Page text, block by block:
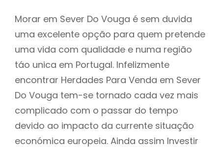
Morar em Sever Do Vouga é sem duvida
uma excelente opção para quem pretende
uma vida com qualidade e numa região
táo unica em Portugal. Infelizmente
encontrar Herdades Para Venda em Sever
Do Vouga tem-se tornado cada vez mais
complicado com o passar do tempo
devido ao impacto da currente situação
económica europeia. Ainda assim Investir